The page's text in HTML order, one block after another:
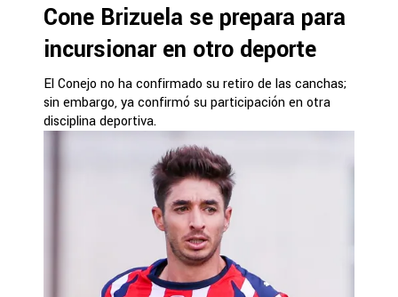
Cone Brizuela se prepara para
incursionar en otro deporte
El Conejo no ha confirmado su retiro de las canchas;
sin embargo, ya confirmó su participación en otra
disciplina deportiva.